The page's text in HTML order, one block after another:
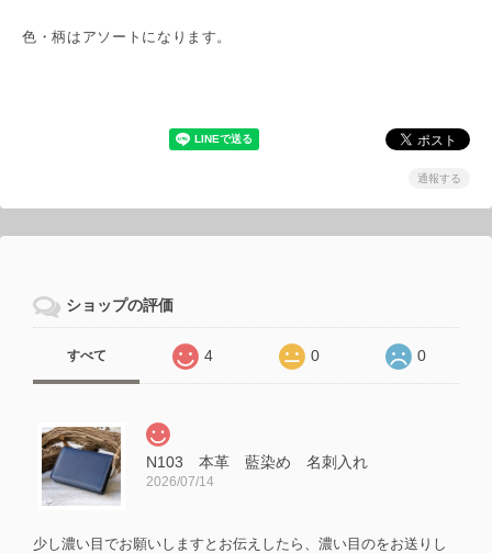
色・柄はアソートになります。
通報する
ショップの評価
すべて 4 0 0
N103 本革 藍染め 名刺入れ
2026/07/14
少し濃い目でお願いしますとお伝えしたら、濃い目のをお送りし